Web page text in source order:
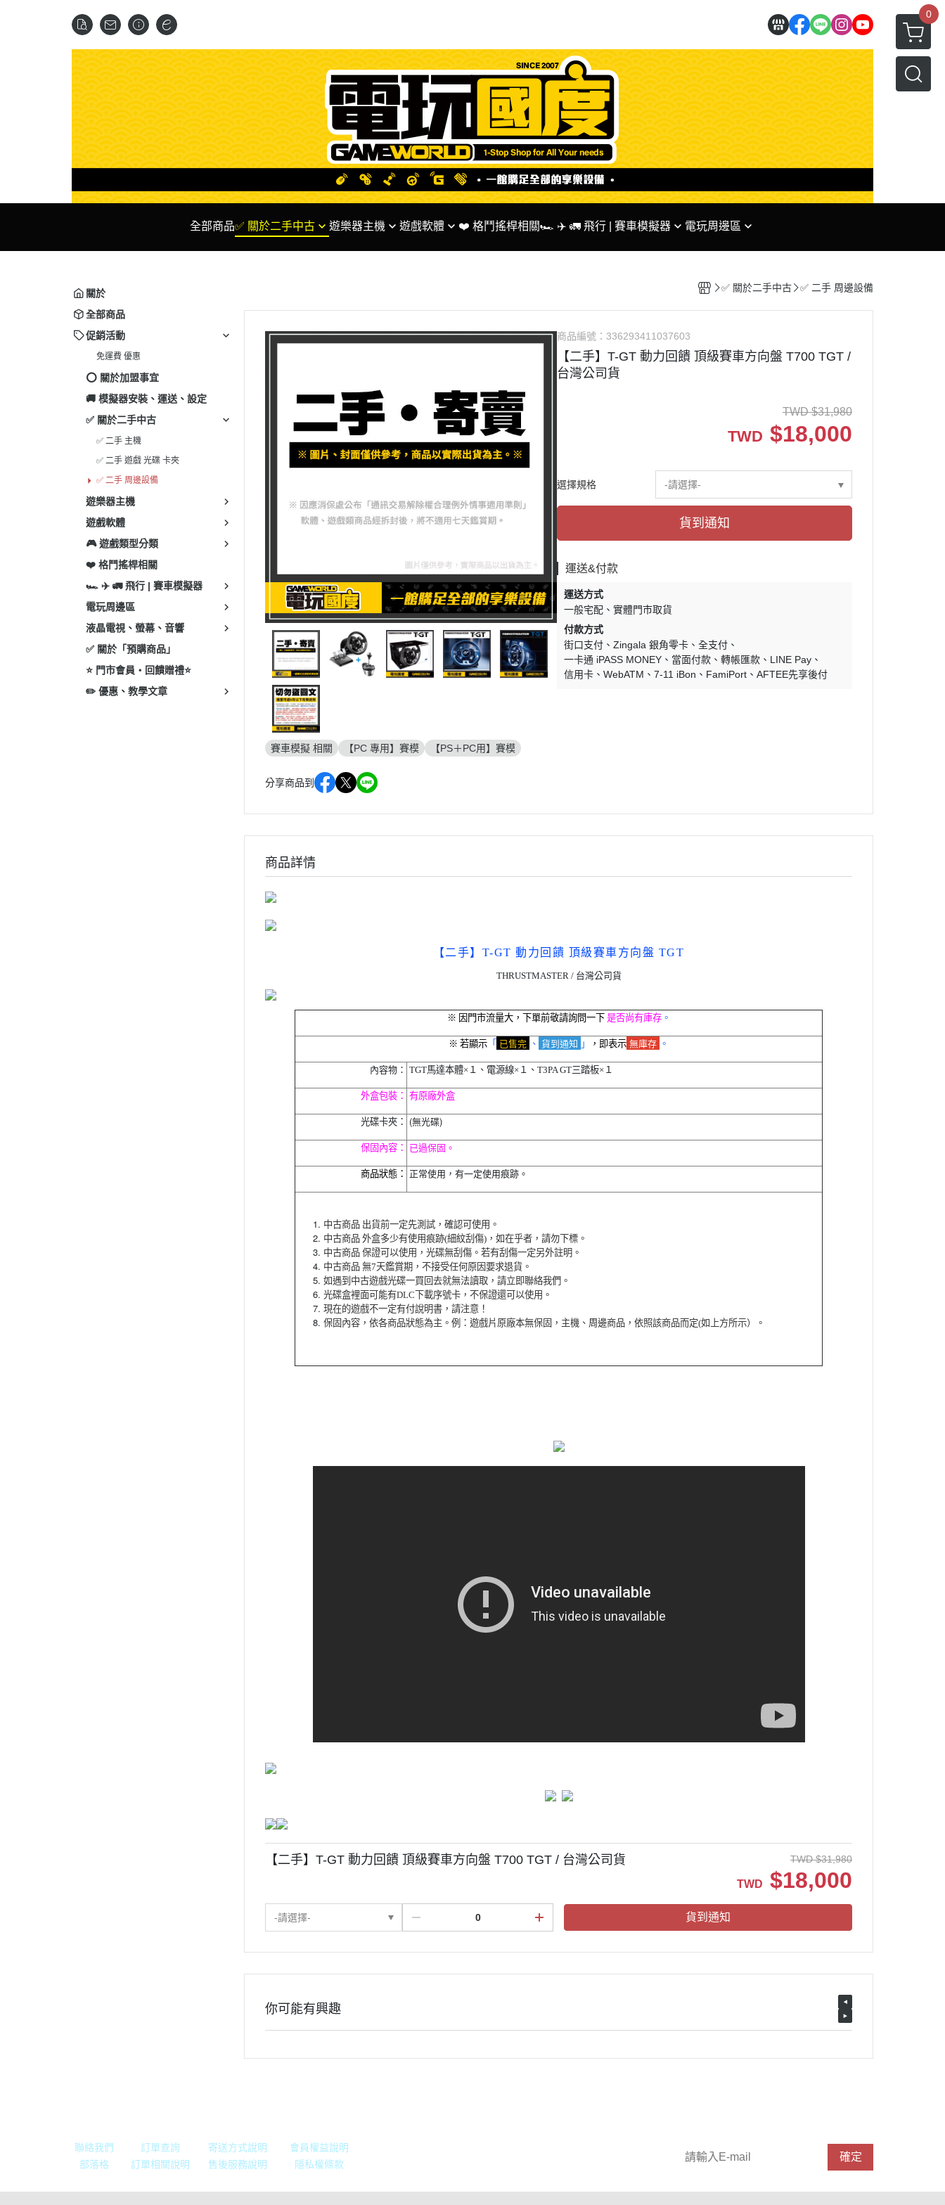
0
全部商品✅ 關於二手中古 遊樂器主機
✅ 其他 掌機
遊戲軟體
✅ PS3 遊戲
❤️ 格鬥搖桿相關🏎 ✈️ 🚛 飛行 | 賽車模擬器
✅ 賽車架 相關
✅ 飛行模擬 相關
電玩周邊區
✅ PS系列周邊
關於
全部商品
促銷活動
免運費 優惠
⭕️ 關於加盟事宜
🚚 模擬器安裝、運送、設定
✅ 關於二手中古
✅ 二手 主機
✅ 二手 遊戲 光碟 卡夾
✅ 二手 周邊設備
遊樂器主機
遊戲軟體
🎮 遊戲類型分類
❤️ 格鬥搖桿相關
🏎 ✈️ 🚛 飛行 | 賽車模擬器
電玩周邊區
液晶電視、螢幕、音響
✅ 關於「預購商品」
⭐ 門市會員・回饋贈禮⭐
✏️ 優惠、教學文章
✅ 關於二手中古 ✅ 二手 周邊設備
賽車模擬 相關 【PC 專用】賽模 【PS＋PC用】賽模
分享商品到
商品編號： 336293411037603
【二手】T-GT 動力回饋 頂級賽車方向盤 T700 TGT /
台灣公司貨
TWD $31,980
TWD $18,000
選擇規格 -請選擇-
貨到通知
運送&付款
運送方式
一般宅配
實體門市取貨
付款方式
街口支付
Zingala 銀角零卡
全支付
一卡通 iPASS MONEY
當面付款 轉帳匯款
LINE Pay
信用卡
WebATM 7-11 iBon FamiPort AFTEE先享後付
商品詳情
【二手】T-GT 動力回饋 頂級賽車方向盤 TGT
THRUSTMASTER / 台灣公司貨
※ 因門市流量大，下單前敬請詢問一下 是否尚有庫存。
※ 若顯示 「 已售完 、 貨到通知 」 ，即表示 無庫存 。
內容物： TGT馬達本體×１、電源線×１、T3PA GT三踏板×１
外盒包裝： 有原廠外盒
光碟卡夾： (無光碟)
保固內容： 已過保固。
商品狀態： 正常使用，有一定使用痕跡。
中古商品 出貨前一定先測試，確認可使用。
中古商品 外盒多少有使用痕跡(細紋刮傷)，如在乎者，請勿下標。
中古商品 保證可以使用，光碟無刮傷。若有刮傷一定另外註明。
中古商品 無7天鑑賞期，不接受任何原因要求退貨。
如遇到中古遊戲光碟一買回去就無法讀取，請立即聯絡我們。
光碟盒裡面可能有DLC下載序號卡，不保證還可以使用。
現在的遊戲不一定有付說明書，請注意！
保固內容，依各商品狀態為主。例：遊戲片原廠本無保固，主機、周邊商品，依照該商品而定(如上方所示）。
【二手】T-GT 動力回饋 頂級賽車方向盤 T700 TGT / 台灣公司貨 TWD $31,980
TWD $18,000
-請選擇- 貨到通知
你可能有興趣
聯絡我們
部落格
訂單查詢
訂單相關說明
寄送方式說明
售後服務說明
會員權益說明
隱私權條款
確定